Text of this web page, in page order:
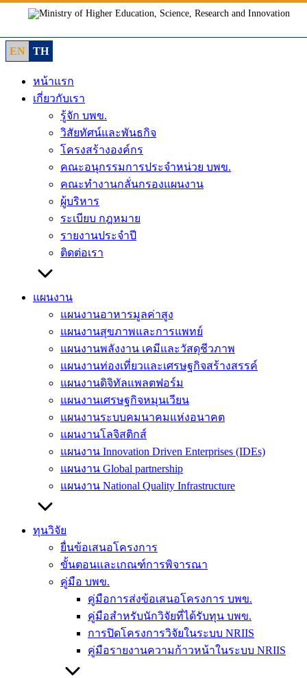
content
EN
TH
หน้าแรก
เกี่ยวกับเรา
รู้จัก บพข.
วิสัยทัศน์และพันธกิจ
โครงสร้างองค์กร
คณะอนุกรรมการประจำหน่วย บพข.
คณะทำงานกลั่นกรองแผนงาน
ผู้บริหาร
ระเบียบ กฎหมาย
รายงานประจำปี
ติดต่อเรา
แผนงาน
แผนงานอาหารมูลค่าสูง
แผนงานสุขภาพและการแพทย์
แผนงานพลังงาน เคมีและวัสดุชีวภาพ
แผนงานท่องเที่ยวและเศรษฐกิจสร้างสรรค์
แผนงานดิจิทัลแพลตฟอร์ม
แผนงานเศรษฐกิจหมุนเวียน
แผนงานระบบคมนาคมแห่งอนาคต
แผนงานโลจิสติกส์
แผนงาน Innovation Driven Enterprises (IDEs)
แผนงาน Global partnership
แผนงาน National Quality Infrastructure
ทุนวิจัย
ยื่นข้อเสนอโครงการ
ขั้นตอนและเกณฑ์การพิจารณา
คู่มือ บพข.
คู่มือการส่งข้อเสนอโครงการ บพข.
คู่มือสำหรับนักวิจัยที่ได้รับทุน บพข.
การปิดโครงการวิจัยในระบบ NRIIS
คู่มือรายงานความก้าวหน้าในระบบ NRIIS